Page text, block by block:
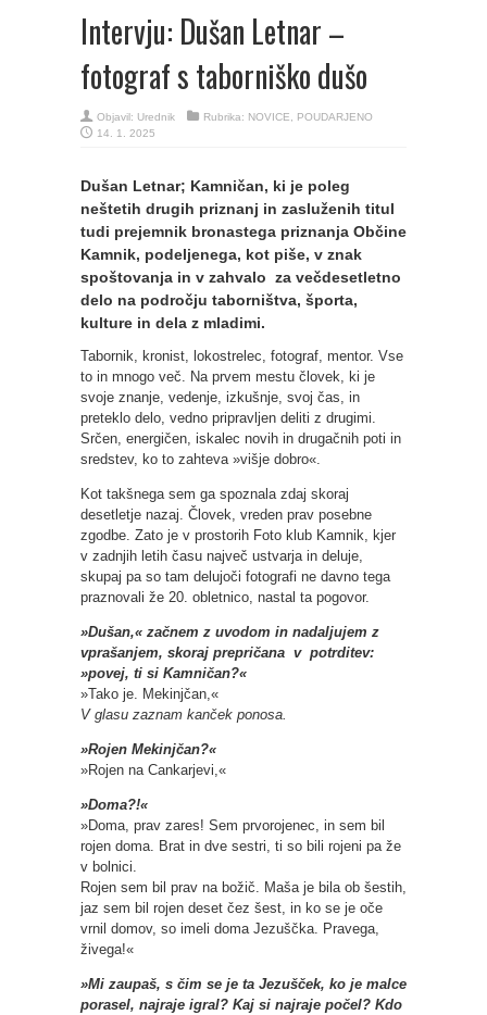
Intervju: Dušan Letnar –
fotograf s taborniško dušo
Objavil: Urednik Rubrika: NOVICE
POUDARJENO
14. 1. 2025
Dušan Letnar; Kamničan, ki je poleg
neštetih drugih priznanj in zasluženih titul
tudi prejemnik bronastega priznanja Občine
Kamnik, podeljenega, kot piše, v znak
spoštovanja in v zahvalo za večdesetletno
delo na področju taborništva, športa,
kulture in dela z mladimi.
Tabornik, kronist, lokostrelec, fotograf, mentor. Vse
to in mnogo več. Na prvem mestu človek, ki je
svoje znanje, vedenje, izkušnje, svoj čas, in
preteklo delo, vedno pripravljen deliti z drugimi.
Srčen, energičen, iskalec novih in drugačnih poti in
sredstev, ko to zahteva »višje dobro«.
Kot takšnega sem ga spoznala zdaj skoraj
desetletje nazaj. Človek, vreden prav posebne
zgodbe. Zato je v prostorih Foto klub Kamnik, kjer
v zadnjih letih času največ ustvarja in deluje,
skupaj pa so tam delujoči fotografi ne davno tega
praznovali že 20. obletnico, nastal ta pogovor.
»Dušan,« začnem z uvodom in nadaljujem z
vprašanjem, skoraj prepričana v potrditev:
»povej, ti si Kamničan?«
»Tako je. Mekinjčan,«
V glasu zaznam kanček ponosa.
»Rojen Mekinjčan?«
»Rojen na Cankarjevi,«
»Doma?!«
»Doma, prav zares! Sem prvorojenec, in sem bil
rojen doma. Brat in dve sestri, ti so bili rojeni pa že
v bolnici.
Rojen sem bil prav na božič. Maša je bila ob šestih,
jaz sem bil rojen deset čez šest, in ko se je oče
vrnil domov, so imeli doma Jezuščka. Pravega,
živega!«
»Mi zaupaš, s čim se je ta Jezušček, ko je malce
porasel, najraje igral? Kaj si najraje počel? Kdo